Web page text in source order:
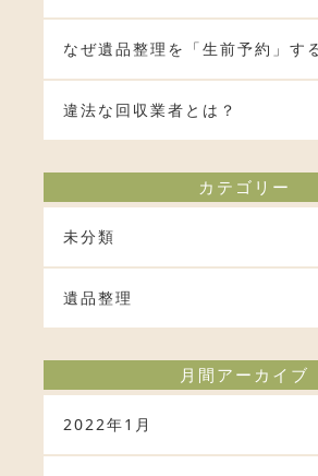
なぜ遺品整理を「生前予約」す
違法な回収業者とは？
カテゴリー
未分類
遺品整理
月間アーカイブ
2022年1月